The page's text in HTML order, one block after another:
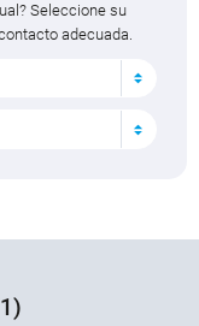
Seleccione su
adecuada.